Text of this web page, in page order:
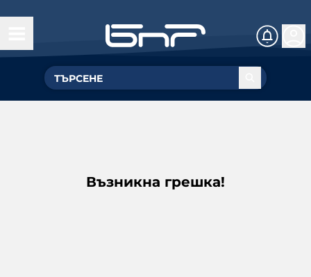
Възникна грешка!